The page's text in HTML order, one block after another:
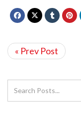
« Prev Post